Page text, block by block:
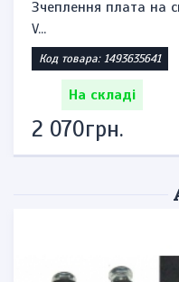
Зчеплення плата на
V...
Код товара: 1493635641
На складі
2 070грн.